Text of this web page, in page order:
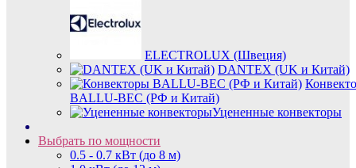
ELECTROLUX (Швеция)
DANTEX (UK и Китай)
BALLU-BEC (РФ и Китай)
Уцененные конвекторы
Выбрать по мощности
0.5 - 0.7 кВт (до 8 м)